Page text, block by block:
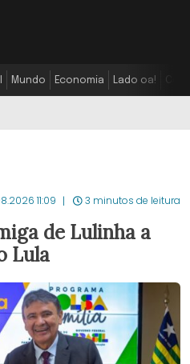
Mundo Economia Lado oa!
11:09 3 minutos de leitura
de Lulinha a
Lula